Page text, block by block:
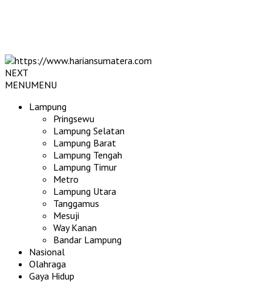
NEXT
MENUMENU
Lampung
Pringsewu
Lampung Selatan
Lampung Barat
Lampung Tengah
Lampung Timur
Metro
Lampung Utara
Tanggamus
Mesuji
Way Kanan
Bandar Lampung
Nasional
Olahraga
Gaya Hidup